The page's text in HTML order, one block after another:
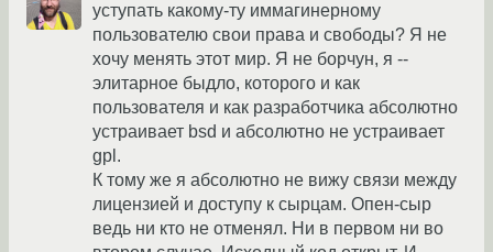
уступать какому-ту иммагинерному
пользователю свои права и свободы? Я не
хочу менять этот мир. Я не борчун, я --
элитарное быдло, которого и как
пользователя и как разработчика абсолютно
устраивает bsd и абсолютно не устраивает
gpl.
К тому же я абсолютно не вижу связи между
лицензией и доступу к сырцам. Опен-сыр
ведь ни кто не отменял. Ни в первом ни во